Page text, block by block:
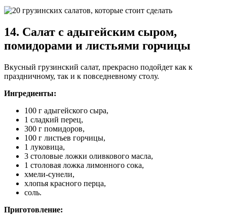
14. Салат с адыгейским сыром,
помидорами и листьями горчицы
Вкусный грузинский салат, прекрасно подойдет как к
праздничному, так и к повседневному столу.
Ингредиенты:
100 г адыгейского сыра,
1 сладкий перец,
300 г помидоров,
100 г листьев горчицы,
1 луковица,
3 столовые ложки оливкового масла,
1 столовая ложка лимонного сока,
хмели-сунели,
хлопья красного перца,
соль.
Приготовление: